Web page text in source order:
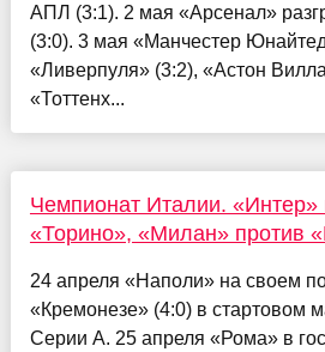
АПЛ (3:1). 2 мая «Арсенал»
(3:0). 3 мая «Манчестер
«Ливерпуля» (3:2), «Астон
«Тоттенх...
Чемпионат Италии. «Интер»
«Торино», «Милан» против
24 апреля «Наполи» на своем
«Кремонезе» (4:0) в стартовом
Серии А. 25 апреля «Рома» в